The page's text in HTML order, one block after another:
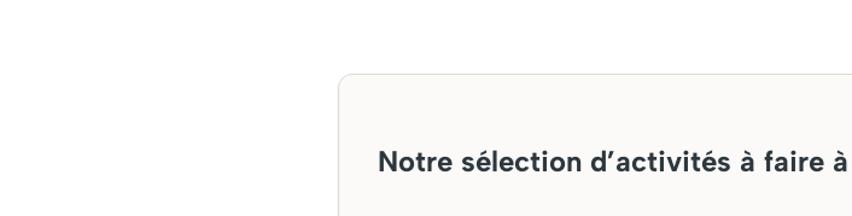
Notre sélection d’activités à faire